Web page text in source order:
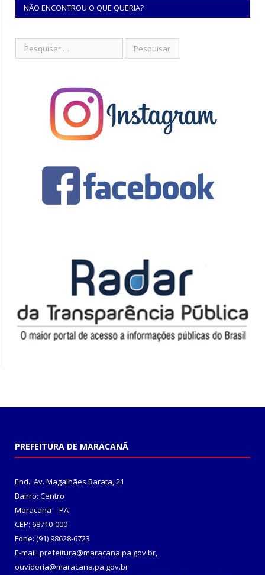
NÃO ENCONTROU O QUE QUERIA?
PREFEITURA DE MARACANÃ
End.: Av. Magalhães Barata, 21
Bairro: Centro
Maracanã – PA
CEP: 68710-000
Fone: (91) 98628-6723
E-mail: prefeitura@maracana.pa.gov.br,
ouvidoria@maracana.pa.gov.br